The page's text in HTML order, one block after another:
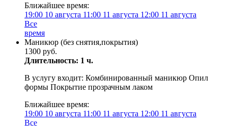
Ближайшее время:
19:00 10 августа 11:00 11 августа 12:00 11 августа
Все
время
Маникюр (без снятия,покрытия)
1300 руб.
Длительность: 1 ч.
В услугу входит: Комбинированный маникюр Опил
формы Покрытие прозрачным лаком
Ближайшее время:
19:00 10 августа 11:00 11 августа 12:00 11 августа
Все